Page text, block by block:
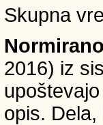
Skupna
2016) iz
opis.